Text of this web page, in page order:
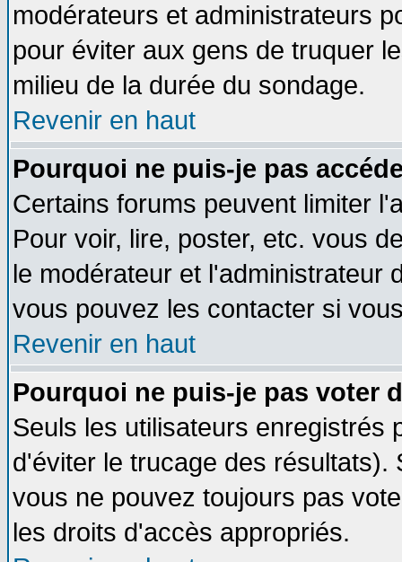
modérateurs et administrateurs
pour éviter aux gens de truquer
milieu de la durée du sondage.
Revenir en haut
Pourquoi ne puis-je pas
Certains forums peuvent limiter
Pour voir, lire, poster, etc. vous
le modérateur et l'administrateur
vous pouvez les contacter si
Revenir en haut
Pourquoi ne puis-je pas voter
Seuls les utilisateurs enregistrés
d'éviter le trucage des
vous ne pouvez toujours pas
les droits d'accès appropriés.